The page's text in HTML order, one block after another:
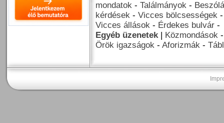
mondatok - Találmányok -
kérdések - Vicces bölcsességek
Vicces állások - Érdekes bulvár -
Egyéb üzenetek| Közmondások
Örök igazságok - Aforizmák -